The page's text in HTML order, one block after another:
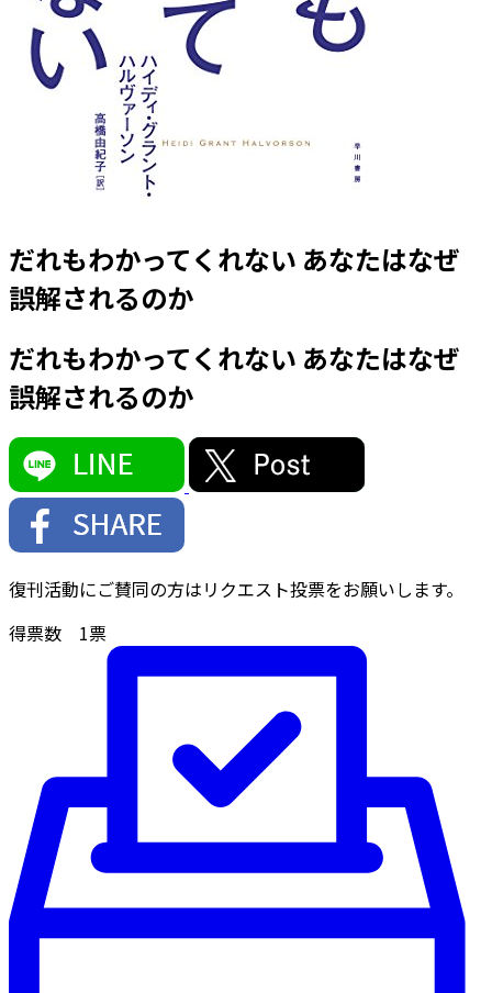
だれもわかってくれない あなたはなぜ
誤解されるのか
だれもわかってくれない あなたはなぜ
誤解されるのか
復刊活動にご賛同の方はリクエスト投票をお願いします。
得票数 1票